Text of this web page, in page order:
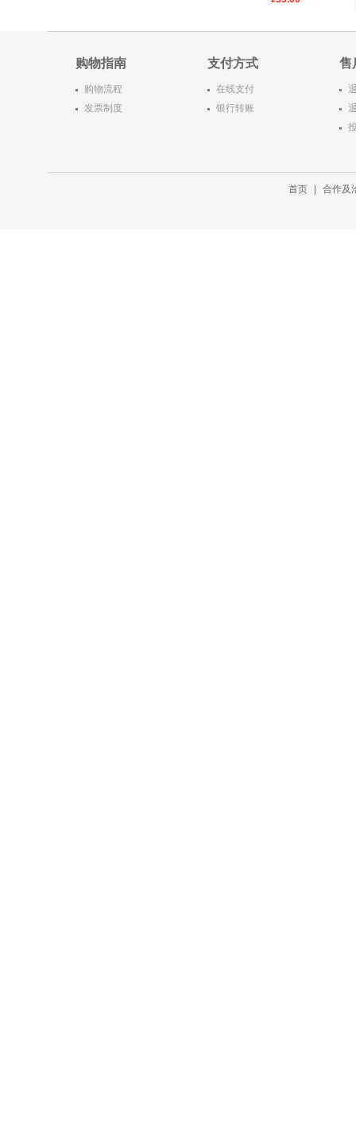
本。本书真实记录了斯诺自
北革命根据地进行实地采访的
国和中国工农红军以及许多红
军领袖、红军将领的情况。
购物指南
购物流程
发票制度
支付方式
在线支付
银行转账
售
首页 合作及